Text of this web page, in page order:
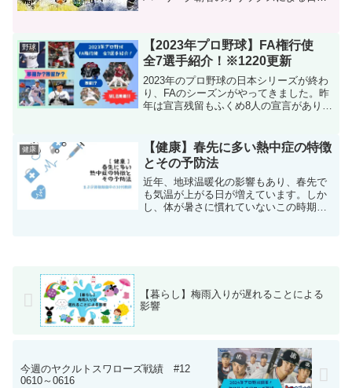
なることが...
野球
【2023年プロ野球】FA権行使
全7選手紹介！※1220更新
2023年のプロ野球の日本シリーズが終わ
り、FAのシーズンがやってきました。昨
年は宣言残留もふくめ8人の宣言がありま
人のプロフィールと通算成績を紹介して
いきたいと思...
健康
【健康】春先に多い熱中症の特徴
とその予防法
近年、地球温暖化の影響もあり、春先で
も気温が上がる日が増えています。しか
し、体が暑さに慣れていないこの時期
【暮らし】梅雨入りが遅れることによる
影響
今週のヤクルトスワローズ戦績 #12
0610～0616